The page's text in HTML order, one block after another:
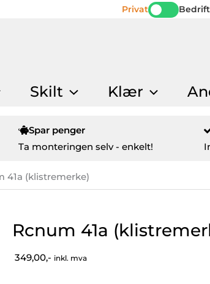
Privat Bedrift
Skilt Klær
Spar penger
Ta monteringen selv - enkelt!
41a (klistremerke)
Rcnum 41a
349,00,- inkl. mva